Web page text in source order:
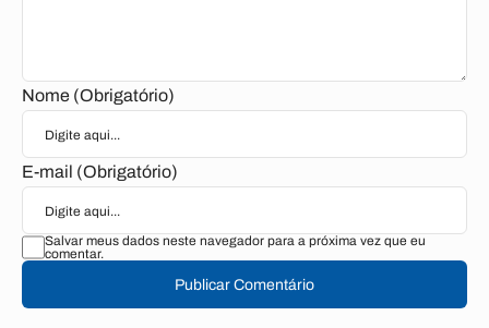
Nome (Obrigatório)
E-mail (Obrigatório)
Salvar meus dados neste navegador para a próxima vez que eu
comentar.
Publicar Comentário